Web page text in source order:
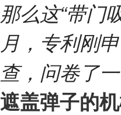
那么这“带门
月，专利刚
查，问卷了
遮盖弹子的